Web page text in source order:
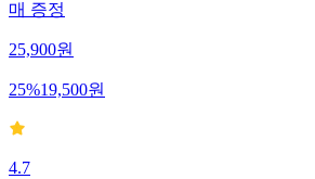
매 증정
25,900원
25%19,500원
4.7